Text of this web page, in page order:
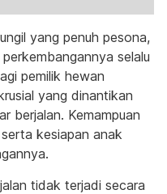
yang penuh pesona,
selalu
pemilik hewan
yang dinantikan
berjalan. Kemampuan
kesiapan anak
tidak terjadi secara